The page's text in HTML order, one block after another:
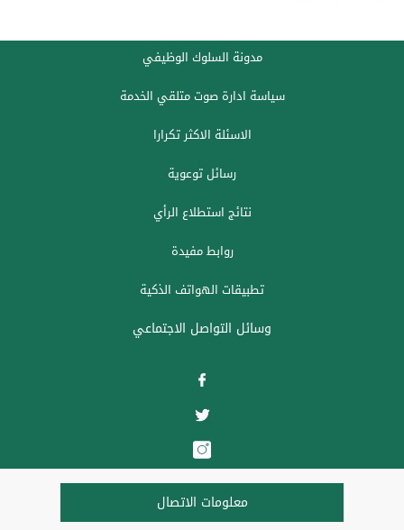
مدونة السلوك الوظيفي
سياسة ادارة صوت متلقي الخدمة
الاسئلة الاكثر تكرارا
رسائل توعوية
نتائج استطلاع الرأي
روابط مفيدة
تطبيقات الهواتف الذكية
وسائل التواصل الاجتماعي
معلومات الاتصال